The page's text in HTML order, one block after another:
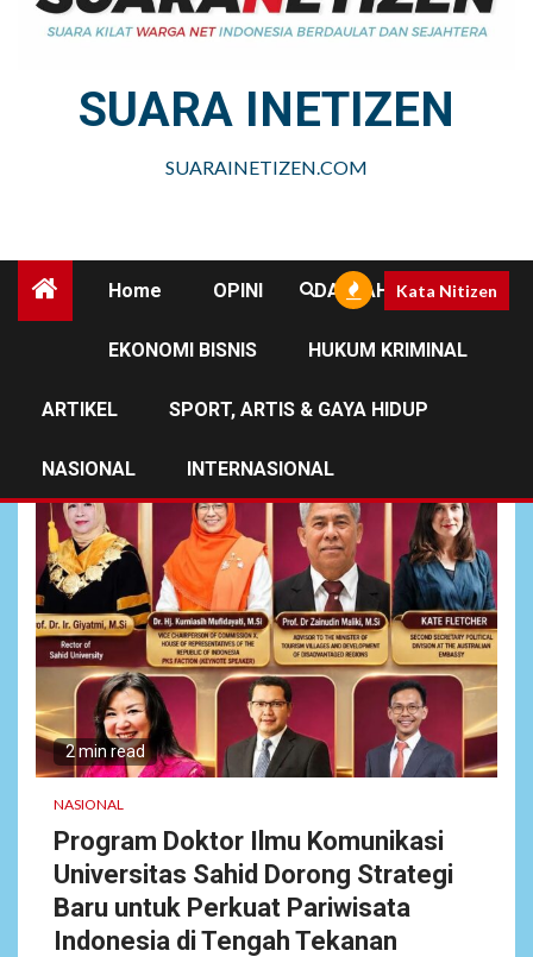
SUARA INETIZEN
SUARAINETIZEN.COM
Home OPINI DAERAH
EKONOMI BISNIS HUKUM KRIMINAL
ARTIKEL SPORT, ARTIS & GAYA HIDUP
NASIONAL INTERNASIONAL
Kata Nitizen
2 min read
NASIONAL
Program Doktor Ilmu Komunikasi
Universitas Sahid Dorong Strategi
Baru untuk Perkuat Pariwisata
Indonesia di Tengah Tekanan